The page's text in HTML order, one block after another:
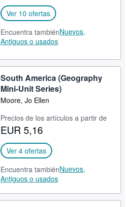
Ver 10 ofertas
Encuentra tambiénNuevos,
Antiguos o usados
South America (Geography
Mini-Unit Series)
Moore, Jo Ellen
Precios de los artículos a partir de
EUR 5,16
Ver 4 ofertas
Encuentra tambiénNuevos,
Antiguos o usados